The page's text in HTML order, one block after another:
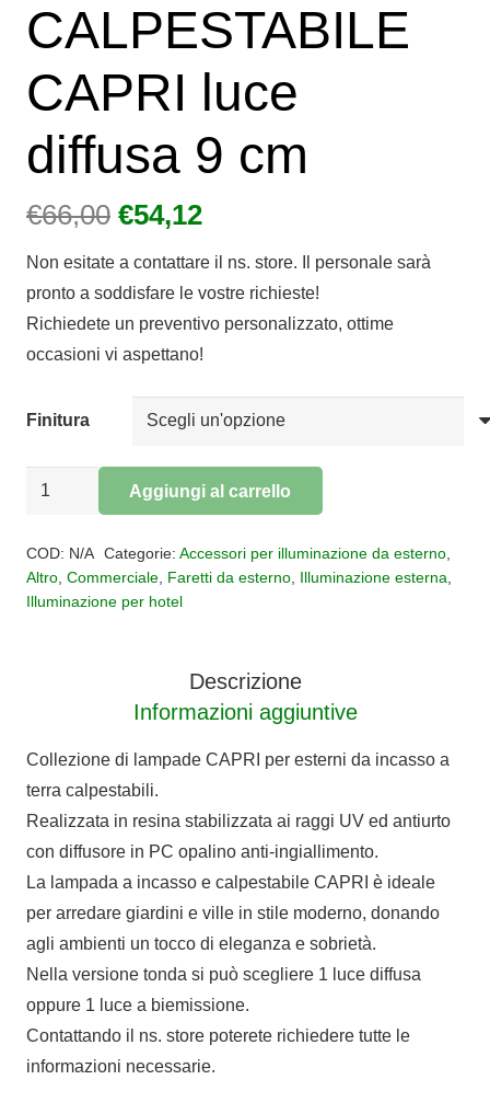
CALPESTABILE
CAPRI luce
diffusa 9 cm
€66,00 Il
originale
era:
€66,00.
€54,12Il
attuale
è:
€54,12.
Non esitate a contattare il ns. store. Il personale sarà
pronto a soddisfare le vostre richieste!
Richiedete un preventivo personalizzato, ottime
occasioni vi aspettano!
Finitura
FARETTO
INCASSO
CALPESTABILE
CAPRI
quantità
Aggiungi al carrello
COD: N/A Categorie: Accessori per illuminazione da esterno,
Altro, Commerciale, Faretti da esterno, Illuminazione esterna,
Illuminazione per hotel
Descrizione
Informazioni aggiuntive
Collezione di lampade CAPRI per esterni da incasso a
terra calpestabili.
Realizzata in resina stabilizzata ai raggi UV ed antiurto
con diffusore in PC opalino anti-ingiallimento.
La lampada a incasso e calpestabile CAPRI è ideale
per arredare giardini e ville in stile moderno, donando
agli ambienti un tocco di eleganza e sobrietà.
Nella versione tonda si può scegliere 1 luce diffusa
oppure 1 luce a biemissione.
Contattando il ns. store poterete richiedere tutte le
informazioni necessarie.